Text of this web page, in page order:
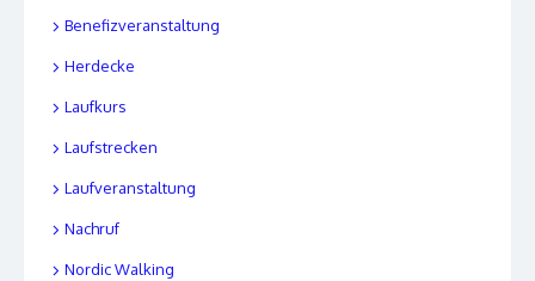
Benefizveranstaltung
Herdecke
Laufkurs
Laufstrecken
Laufveranstaltung
Nachruf
Nordic Walking